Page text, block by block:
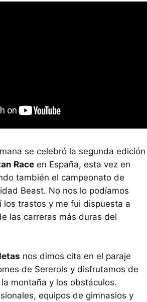
se celebró la segunda edición
Race en España, esta vez en
también el campeonato de
Beast. No nos lo podíamos
los trastos y me fui dispuesta a
las carreras más duras del
nos dimos cita en el paraje
de Sererols y disfrutamos de
montaña y los obstáculos.
equipos de gimnasios y